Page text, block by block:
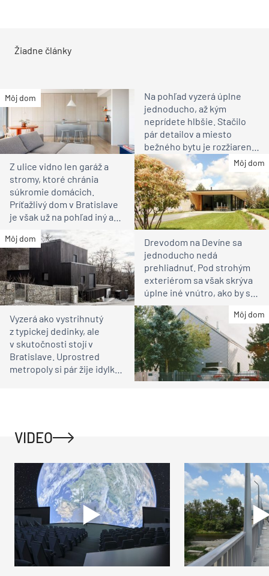
Žiadne články
Môj dom
Na pohľad vyzerá úplne
jednoducho, až kým
neprídete hlbšie. Stačilo
pár detailov a miesto
bežného bytu je rozžiarené
bývanie pre rodinu
Môj dom
Z ulice vidno len garáž a
stromy, ktoré chránia
súkromie domácich.
Príťažlivý dom v Bratislave
je však už na pohľad iný ako
susedia
Môj dom
Drevodom na Devíne sa
jednoducho nedá
prehliadnuť. Pod strohým
exteriérom sa však skrýva
úplne iné vnútro, ako by ste
čakali
Môj dom
Vyzerá ako vystrihnutý
z typickej dedinky, ale
v skutočnosti stojí v
Bratislave. Uprostred
metropoly si pár žije idylku
VIDEO